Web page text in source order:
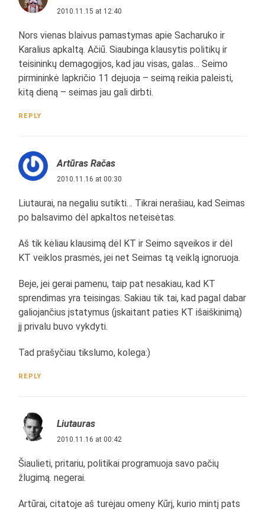
2010.11.15 at 12:40
Nors vienas blaivus pamastymas apie Sacharuko ir
Karalius apkaltą. Ačiū. Siaubinga klausytis politikų ir
teisininkų demagogijos, kad jau visas, galas… Seimo
pirmininkė lapkričio 11 dejuoja – seimą reikia paleisti,
kitą dieną – seimas jau gali dirbti.
REPLY
Artūras Račas
2010.11.16 at 00:30
Liutaurai, na negaliu sutikti… Tikrai nerašiau, kad Seimas
po balsavimo dėl apkaltos neteisėtas.
Aš tik kėliau klausimą dėl KT ir Seimo sąveikos ir dėl
KT veiklos prasmės, jei net Seimas tą veiklą ignoruoja.
Beje, jei gerai pamenu, taip pat nesakiau, kad KT
sprendimas yra teisingas. Sakiau tik tai, kad pagal dabar
galiojančius įstatymus (įskaitant paties KT išaiškinimą)
jį privalu buvo vykdyti.
Tad prašyčiau tikslumo, kolega:)
REPLY
Liutauras
2010.11.16 at 00:42
Šiaulieti, pritariu, politikai programuoja savo pačių
žlugimą. negerai.
Artūrai, citatoje aš turėjau omeny Kūrį, kurio mintį pats